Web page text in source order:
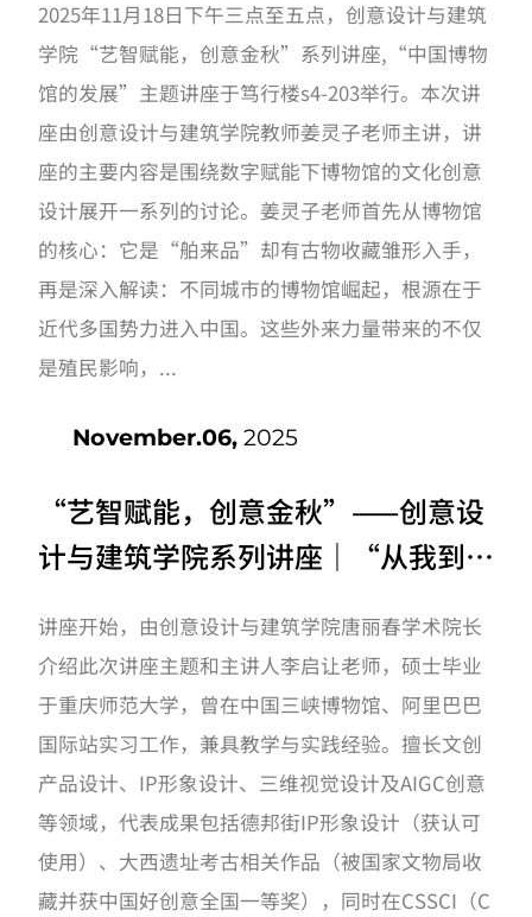
2025年11月18日下午三点至五点，创意设计与建筑
学院“艺智赋能，创意金秋”系列讲座,“中国博物
馆的发展”主题讲座于笃行楼s4-203举行。本次讲
座由创意设计与建筑学院教师姜灵子老师主讲，讲
座的主要内容是围绕数字赋能下博物馆的文化创意
设计展开一系列的讨论。姜灵子老师首先从博物馆
的核心：它是“舶来品”却有古物收藏雏形入手，
再是深入解读：不同城市的博物馆崛起，根源在于
近代多国势力进入中国。这些外来力量带来的不仅
是殖民影响，...
November.06,2025
“艺智赋能，创意金秋”——创意设
计与建筑学院系列讲座｜“从我到我
开讲啦！
讲座开始，由创意设计与建筑学院唐丽春学术院长
介绍此次讲座主题和主讲人李启让老师，硕士毕业
于重庆师范大学，曾在中国三峡博物馆、阿里巴巴
国际站实习工作，兼具教学与实践经验。擅长文创
产品设计、IP形象设计、三维视觉设计及AIGC创意
等领域，代表成果包括德邦街IP形象设计（获认可
使用）、大西遗址考古相关作品（被国家文物局收
藏并获中国好创意全国一等奖），同时在CSSCI（C